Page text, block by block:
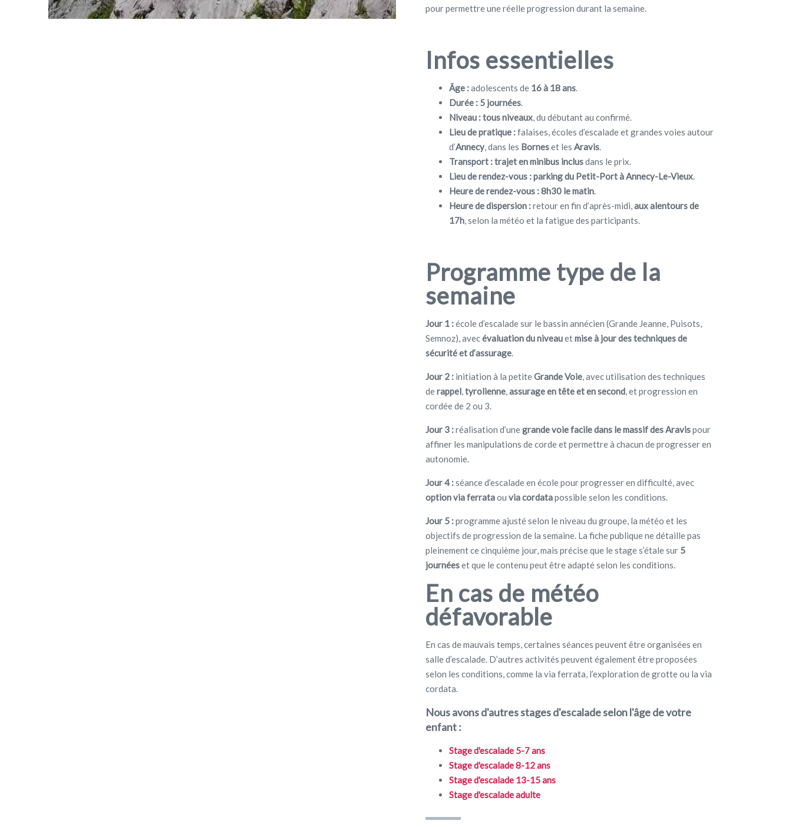
pour permettre une réelle progression durant la semaine.
Infos essentielles
Âge :adolescents de 16 à 18 ans.
Durée : 5 journées.
Niveau :tous niveaux, du débutant au confirmé.
Lieu de pratique :falaises, écoles d’escalade et grandes voies autour
d’Annecy, dans les Borneset les Aravis.
Transport :trajet en minibus inclusdans le prix.
Lieu de rendez-vous :parking du Petit-Port à Annecy-Le-Vieux.
Heure de rendez-vous :8h30 le matin.
Heure de dispersion :retour en fin d’après-midi,aux alentours de
17h, selon la météo et la fatigue des participants.
Programme type de la
semaine
Jour 1 :école d’escalade sur le bassin annécien (Grande Jeanne, Puisots,
Semnoz), avecévaluation du niveauetmise à jour des techniques de
sécurité et d’assurage.
Jour 2 : initiation à la petiteGrande Voie, avec utilisation des techniques
derappel,tyrolienne,assurage en tête et en second, et progression en
cordée de 2 ou 3.
Jour 3 :réalisation d’unegrande voie facile dans le massif des Aravispour
affiner les manipulations de corde et permettre à chacun de progresser en
autonomie.
Jour 4 :séance d’escalade en école pour progresser en difficulté, avec
option via ferrataou via cordatapossible selon les conditions.
Jour 5 :programme ajusté selon le niveau du groupe, la météo et les
objectifs de progression de la semaine. La fiche publique ne détaille pas
pleinement ce cinquième jour, mais précise que le stage s’étale sur 5
journéeset que le contenu peut être adapté selon les conditions.
En cas de météo
défavorable
En cas de mauvais temps, certaines séances peuvent être organisées en
salle d’escalade. D’autres activités peuvent également être proposées
selon les conditions, comme la via ferrata, l’exploration de grotte ou la via
cordata.
Nous avons d'autres stages d'escalade selon l'âge de votre
enfant :
Stage d'escalade 5-7 ans
Stage d'escalade 8-12 ans
Stage d'escalade 13-15 ans
Stage d'escalade adulte